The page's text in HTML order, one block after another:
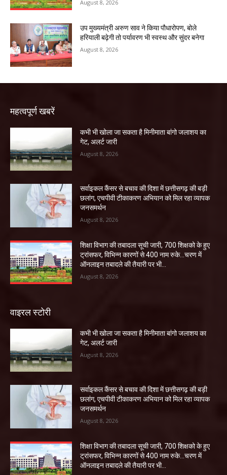
August 8, 2026
उप मुख्यमंत्री अरुण साव ने किया पौधारोपण, बोले
हरियाली बढ़ेगी तो पर्यावरण भी स्वस्थ और सुंदर बनेगा
August 8, 2026
महत्वपूर्ण खबरें
कभी भी खोला जा सकता है मिनीमाता बांगो जलाशय का
गेट, अलर्ट जारी
August 8, 2026
सर्वाइकल कैंसर से बचाव की दिशा में छत्तीसगढ़ की बड़ी
छलांग, एचपीवी टीकाकरण अभियान को मिल रहा व्यापक
जनसमर्थन
August 8, 2026
शिक्षा विभाग की तबादला सूची जारी, 700 शिक्षको के हुए
ट्रांसफर, विभिन्न कारणों से 400 नाम रुके…चरण में
ऑनलाइन तबादले की तैयारी पर भी...
August 8, 2026
वाइरल स्टोरी
कभी भी खोला जा सकता है मिनीमाता बांगो जलाशय का
गेट, अलर्ट जारी
August 8, 2026
सर्वाइकल कैंसर से बचाव की दिशा में छत्तीसगढ़ की बड़ी
छलांग, एचपीवी टीकाकरण अभियान को मिल रहा व्यापक
जनसमर्थन
August 8, 2026
शिक्षा विभाग की तबादला सूची जारी, 700 शिक्षको के हुए
ट्रांसफर, विभिन्न कारणों से 400 नाम रुके…चरण में
ऑनलाइन तबादले की तैयारी पर भी...